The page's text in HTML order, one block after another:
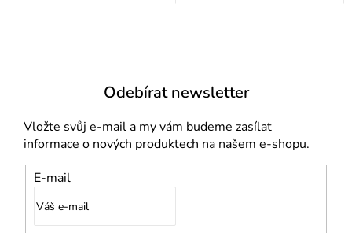
Odebírat newsletter
Vložte svůj e-mail a my vám budeme zasílat
informace o nových produktech na našem e-shopu.
E-mail